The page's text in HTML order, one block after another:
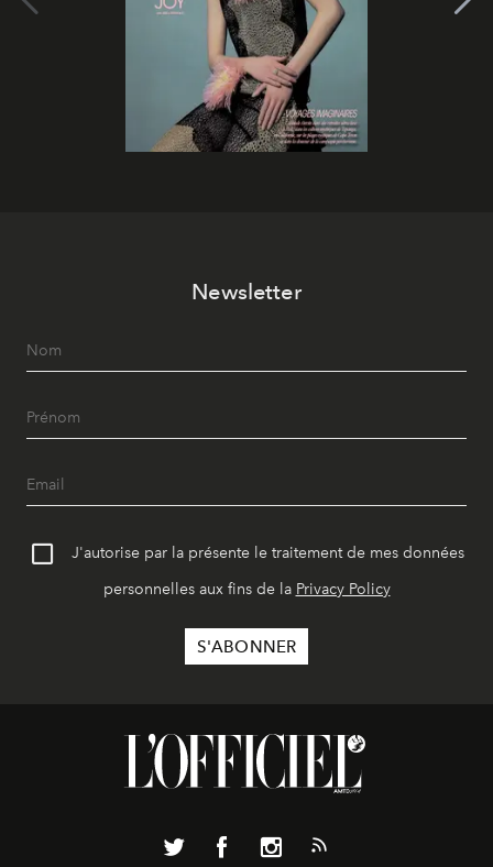
Newsletter
J'autorise par la présente le traitement de mes données
personnelles aux fins de la Privacy Policy